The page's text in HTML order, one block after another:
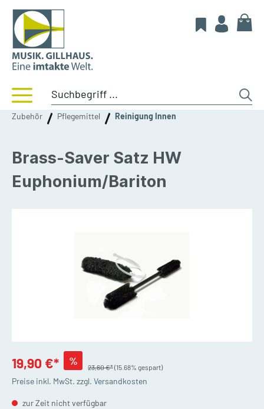
Zubehör Pflegemittel Reinigung Innen
Brass-Saver Satz HW
Euphonium/Bariton
19,90 €* % 23,60 €*(15.68% gespart)
Preise inkl. MwSt. zzgl. Versandkosten
zur Zeit nicht verfügbar